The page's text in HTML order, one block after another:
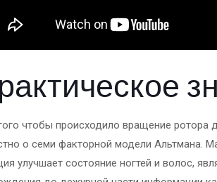
чтобы происходило вращение ротора
о семи факторной модели Альтмана.
улучшает состояние ногтей и волос,